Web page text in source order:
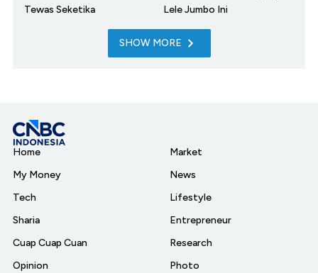
Tewas Seketika
Lele Jumbo Ini
SHOW MORE
Home
My Money
Tech
Sharia
Cuap Cuap Cuan
Opinion
Market
News
Lifestyle
Entrepreneur
Research
Photo